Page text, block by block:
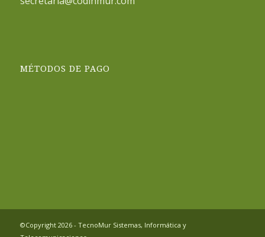
MÉTODOS DE PAGO
©Copyright 2026 - TecnoMur Sistemas, Informática y